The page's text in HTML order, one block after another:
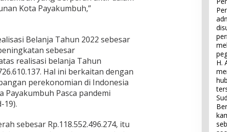
Kota Payakumbuh,”
Belanja Tahun 2022 sebesar
sebesar
realisasi belanja Tahun
Hal ini berkaitan dengan
perekonomian di Indonesia
Payakumbuh Pasca pandemi
19).
sebesar Rp.118.552.496.274, itu
H.